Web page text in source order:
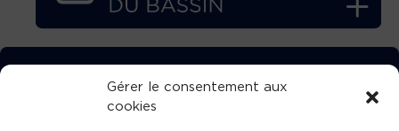
Gérer le consentement aux
cookies
TÉLÉCHARGEZ GRATUITEMENT
L’APPLICATION TVBA !